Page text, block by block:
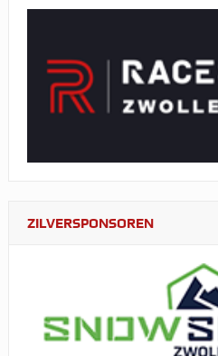
ZILVERSPONSOREN